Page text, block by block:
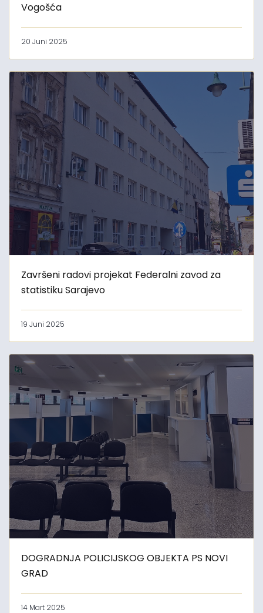
Vogošća
20 Juni 2025
Završeni radovi projekat Federalni zavod za
statistiku Sarajevo
19 Juni 2025
DOGRADNJA POLICIJSKOG OBJEKTA PS NOVI
GRAD
14 Mart 2025